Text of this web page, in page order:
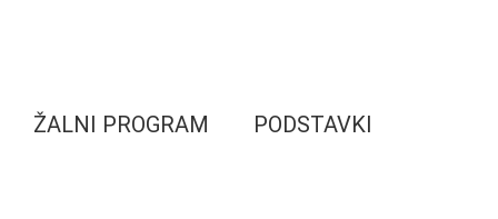
ŽALNI PROGRAM PODSTAVKI